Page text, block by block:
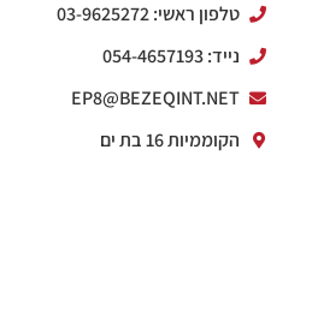
טלפון ראשי: 03-9625272
נייד: 054-4657193
EP8@BEZEQINT.NET
הקוממיות 16 בת ים